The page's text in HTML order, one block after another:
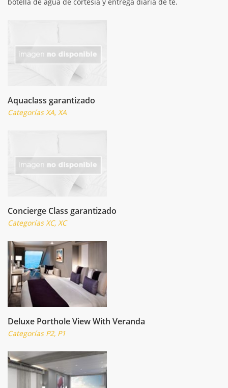
Aquaclass garantizado
Categorías XA, XA
Concierge Class garantizado
Categorías XC, XC
Deluxe Porthole View With Veranda
Categorías P2, P1